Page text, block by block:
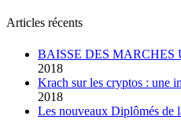
Articles récents
BAISSE DES MARCHES
2018
Krach sur les cryptos : une
2018
Les nouveaux Diplômés de